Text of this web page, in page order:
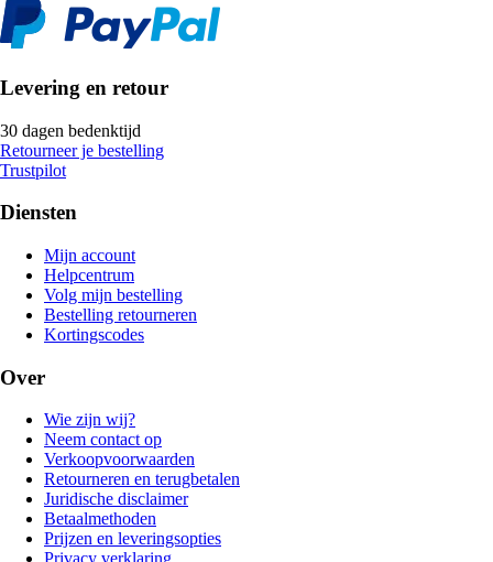
Levering en retour
30 dagen bedenktijd
Retourneer je bestelling
Trustpilot
Diensten
Mijn account
Helpcentrum
Volg mijn bestelling
Bestelling retourneren
Kortingscodes
Over
Wie zijn wij?
Neem contact op
Verkoopvoorwaarden
Retourneren en terugbetalen
Juridische disclaimer
Betaalmethoden
Prijzen en leveringsopties